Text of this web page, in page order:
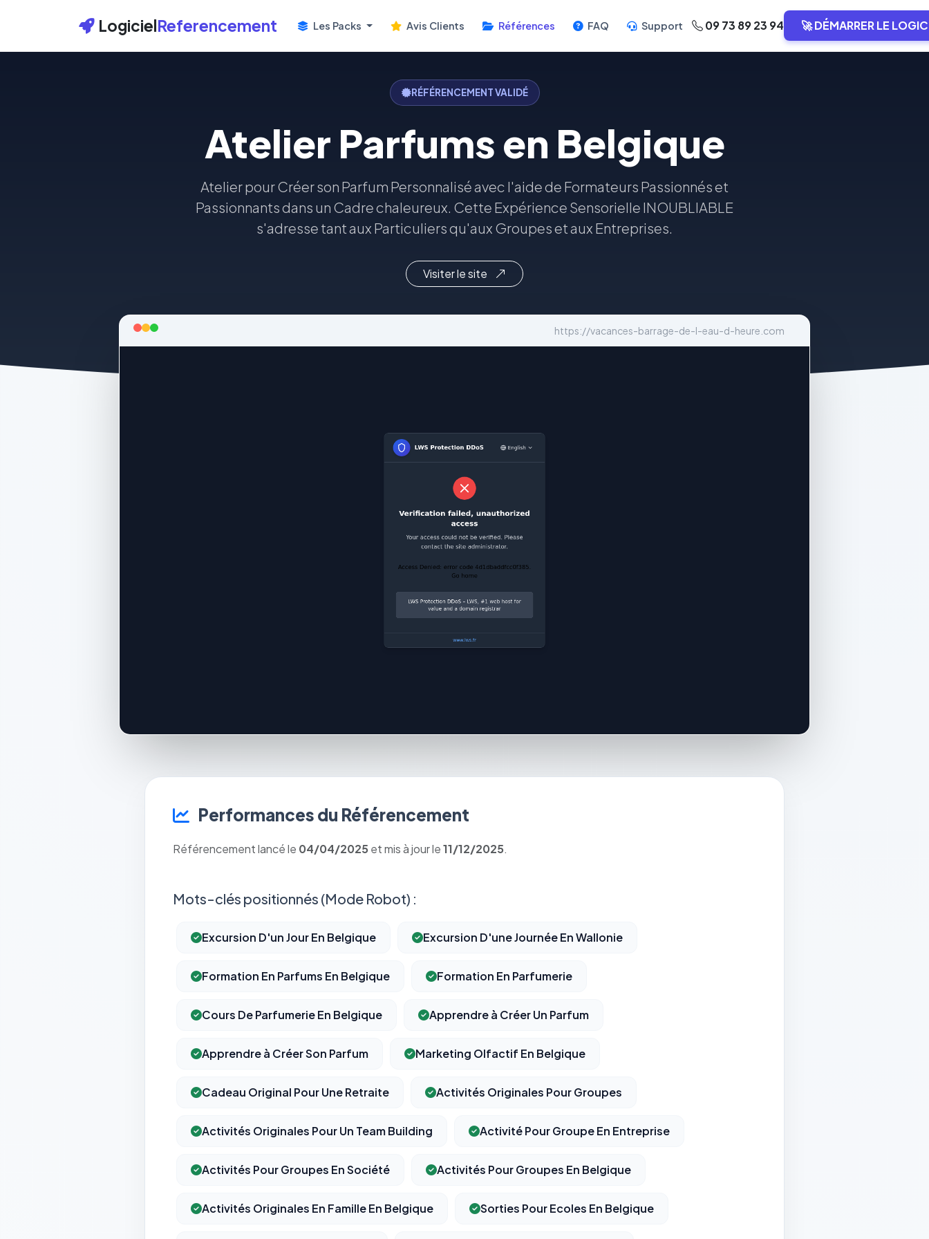
LogicielReferencement Les Packs Avis Clients Références FAQ Support 09 73 89 23 94 🚀 DÉMARRER LE
RÉFÉRENCEMENT VALIDÉ
Atelier Parfums en Belgique
Atelier pour Créer son Parfum Personnalisé avec l'aide de Formateurs Passionnés et
Passionnants dans un Cadre chaleureux. Cette Expérience Sensorielle INOUBLIABLE
s'adresse tant aux Particuliers qu'aux Groupes et aux Entreprises.
Visiter le site
https://vacances-barrage-de-l-eau-d-heure.com
Performances du Référencement
Référencement lancé le 04/04/2025 et mis à jour le11/12/2025.
Mots-clés positionnés (Mode Robot) :
Excursion D'un Jour En Belgique Excursion D'une Journée En Wallonie
Formation En Parfums En Belgique Formation En Parfumerie
Cours De Parfumerie En Belgique Apprendre à Créer Un Parfum
Apprendre à Créer Son Parfum Marketing Olfactif En Belgique
Cadeau Original Pour Une Retraite Activités Originales Pour Groupes
Activités Originales Pour Un Team Building Activité Pour Groupe En Entreprise
Activités Pour Groupes En Société Activités Pour Groupes En Belgique
Activités Originales En Famille En Belgique Sorties Pour Ecoles En Belgique